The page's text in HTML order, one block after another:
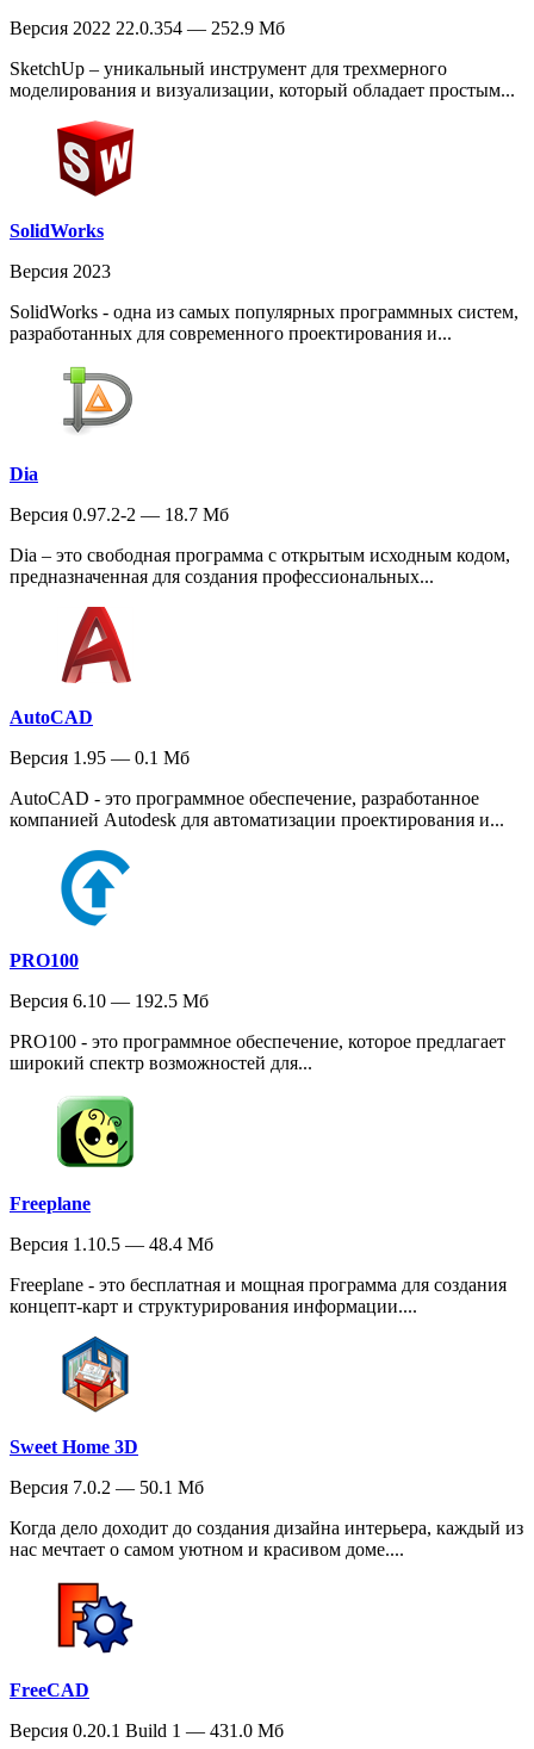
Версия 2022 22.0.354 — 252.9 Мб
SketchUp – уникальный инструмент для трехмерного
моделирования и визуализации, который обладает простым...
SolidWorks
Версия 2023
SolidWorks - одна из самых популярных программных систем,
разработанных для современного проектирования и...
Dia
Версия 0.97.2-2 — 18.7 Мб
Dia – это свободная программа с открытым исходным кодом,
предназначенная для создания профессиональных...
AutoCAD
Версия 1.95 — 0.1 Мб
AutoCAD - это программное обеспечение, разработанное
компанией Autodesk для автоматизации проектирования и...
PRO100
Версия 6.10 — 192.5 Мб
PRO100 - это программное обеспечение, которое предлагает
широкий спектр возможностей для...
Freeplane
Версия 1.10.5 — 48.4 Мб
Freeplane - это бесплатная и мощная программа для создания
концепт-карт и структурирования информации....
Sweet Home 3D
Версия 7.0.2 — 50.1 Мб
Когда дело доходит до создания дизайна интерьера, каждый из
нас мечтает о самом уютном и красивом доме....
FreeCAD
Версия 0.20.1 Build 1 — 431.0 Мб